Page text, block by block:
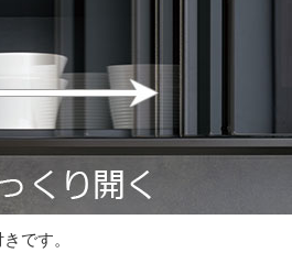
です。